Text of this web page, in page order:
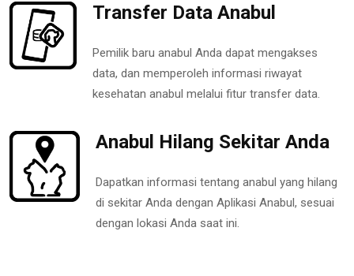
Transfer Data Anabul
Pemilik baru anabul Anda dapat mengakses
data, dan memperoleh informasi riwayat
kesehatan anabul melalui fitur transfer data.
Anabul Hilang Sekitar Anda
Dapatkan informasi tentang anabul yang hilang
di sekitar Anda dengan Aplikasi Anabul, sesuai
dengan lokasi Anda saat ini.